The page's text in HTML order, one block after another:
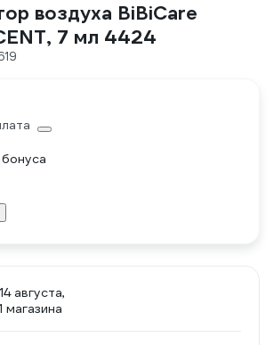
воздуха BiBiCare
7 мл 4424
августа,
магазина